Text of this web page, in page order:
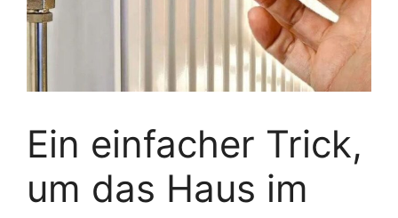
Ein einfacher Trick,
um das Haus im